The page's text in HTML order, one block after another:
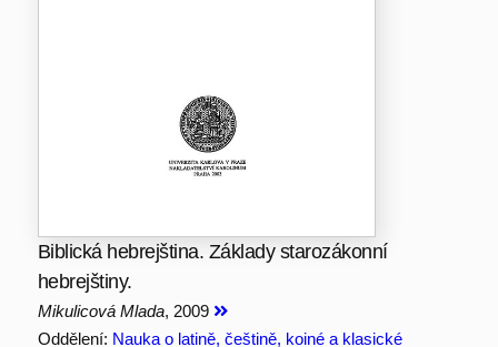
Biblická hebrejština. Základy starozákonní
hebrejštiny.
Mikulicová Mlada, 2009
Oddělení: Nauka o latině, češtině, koiné a klasické